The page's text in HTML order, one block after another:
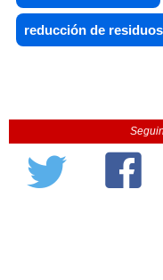
reducción de residuos